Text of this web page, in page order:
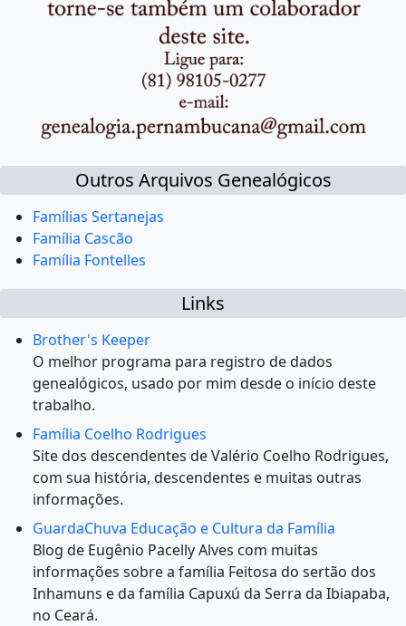
Outros Arquivos Genealógicos
Famílias Sertanejas
Família Cascão
Família Fontelles
Links
Brother's Keeper
O melhor programa para registro de dados
genealógicos, usado por mim desde o início deste
trabalho.
Família Coelho Rodrigues
Site dos descendentes de Valério Coelho Rodrigues,
com sua história, descendentes e muitas outras
informações.
GuardaChuva Educação e Cultura da Família
Blog de Eugênio Pacelly Alves com muitas
informações sobre a família Feitosa do sertão dos
Inhamuns e da família Capuxú da Serra da Ibiapaba,
no Ceará.